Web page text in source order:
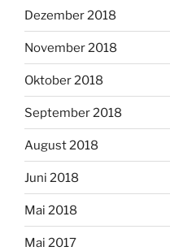
Dezember 2018
November 2018
Oktober 2018
September 2018
August 2018
Juni 2018
Mai 2018
Mai 2017